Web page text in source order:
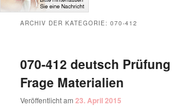
ARCHIV DER KATEGORIE:070-412
070-412 deutsch Prüfung
Frage Materialien
Veröffentlicht am23. April 2015